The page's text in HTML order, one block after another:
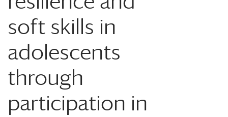
soft skills in
adolescents
through
participation in